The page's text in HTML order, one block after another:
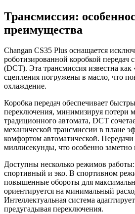
Трансмиссия:
преимущества
Changan CS35 Plus оснащается
роботизированной коробкой
(DCT). Эта трансмиссия известна как
сцепления погружены в масло, что
охлаждение.
Коробка передач обеспечивает
переключения, минимизируя потери
традиционного автомата, DCT
механической трансмиссии в плане
комфортом автоматической.
миллисекунды, что особенно заметно
Доступны несколько режимов
спортивный и эко. В спортивном
повышенные обороты для
ориентируется на минимальный
Интеллектуальная система
предугадывая переключения.